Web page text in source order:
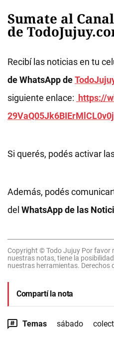
Sumate al
de
Recibí las noticias en tu
de WhatsApp de
siguiente enlace: https://
29VaQ05Jk6BIErMlCL0v0j
Si querés, podés activar
Además, podés
del WhatsApp de las
Copyright © Todo Jujuy Por favor
nuestras notas, tiene la
nuestras herramientas. Derechos
Compartí la nota
Temas sábado